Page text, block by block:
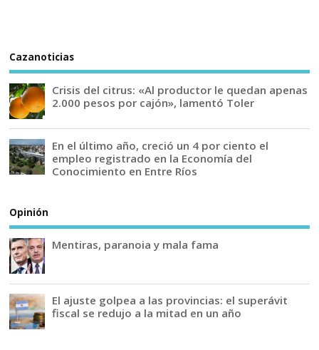
Cazanoticias
Crisis del citrus: «Al productor le quedan apenas
2.000 pesos por cajón», lamentó Toler
En el último año, creció un 4 por ciento el
empleo registrado en la Economía del
Conocimiento en Entre Ríos
Opinión
Mentiras, paranoia y mala fama
El ajuste golpea a las provincias: el superávit
fiscal se redujo a la mitad en un año